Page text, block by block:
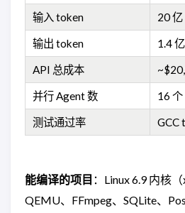
输入 token 20 亿
输出 token 1.4 亿
API 总成本
并行 Agent 数 16 个
测试通过率 GCC
能编译的项目 ：Linux 6.9 内核
QEMU、FFmpeg、SQLite、